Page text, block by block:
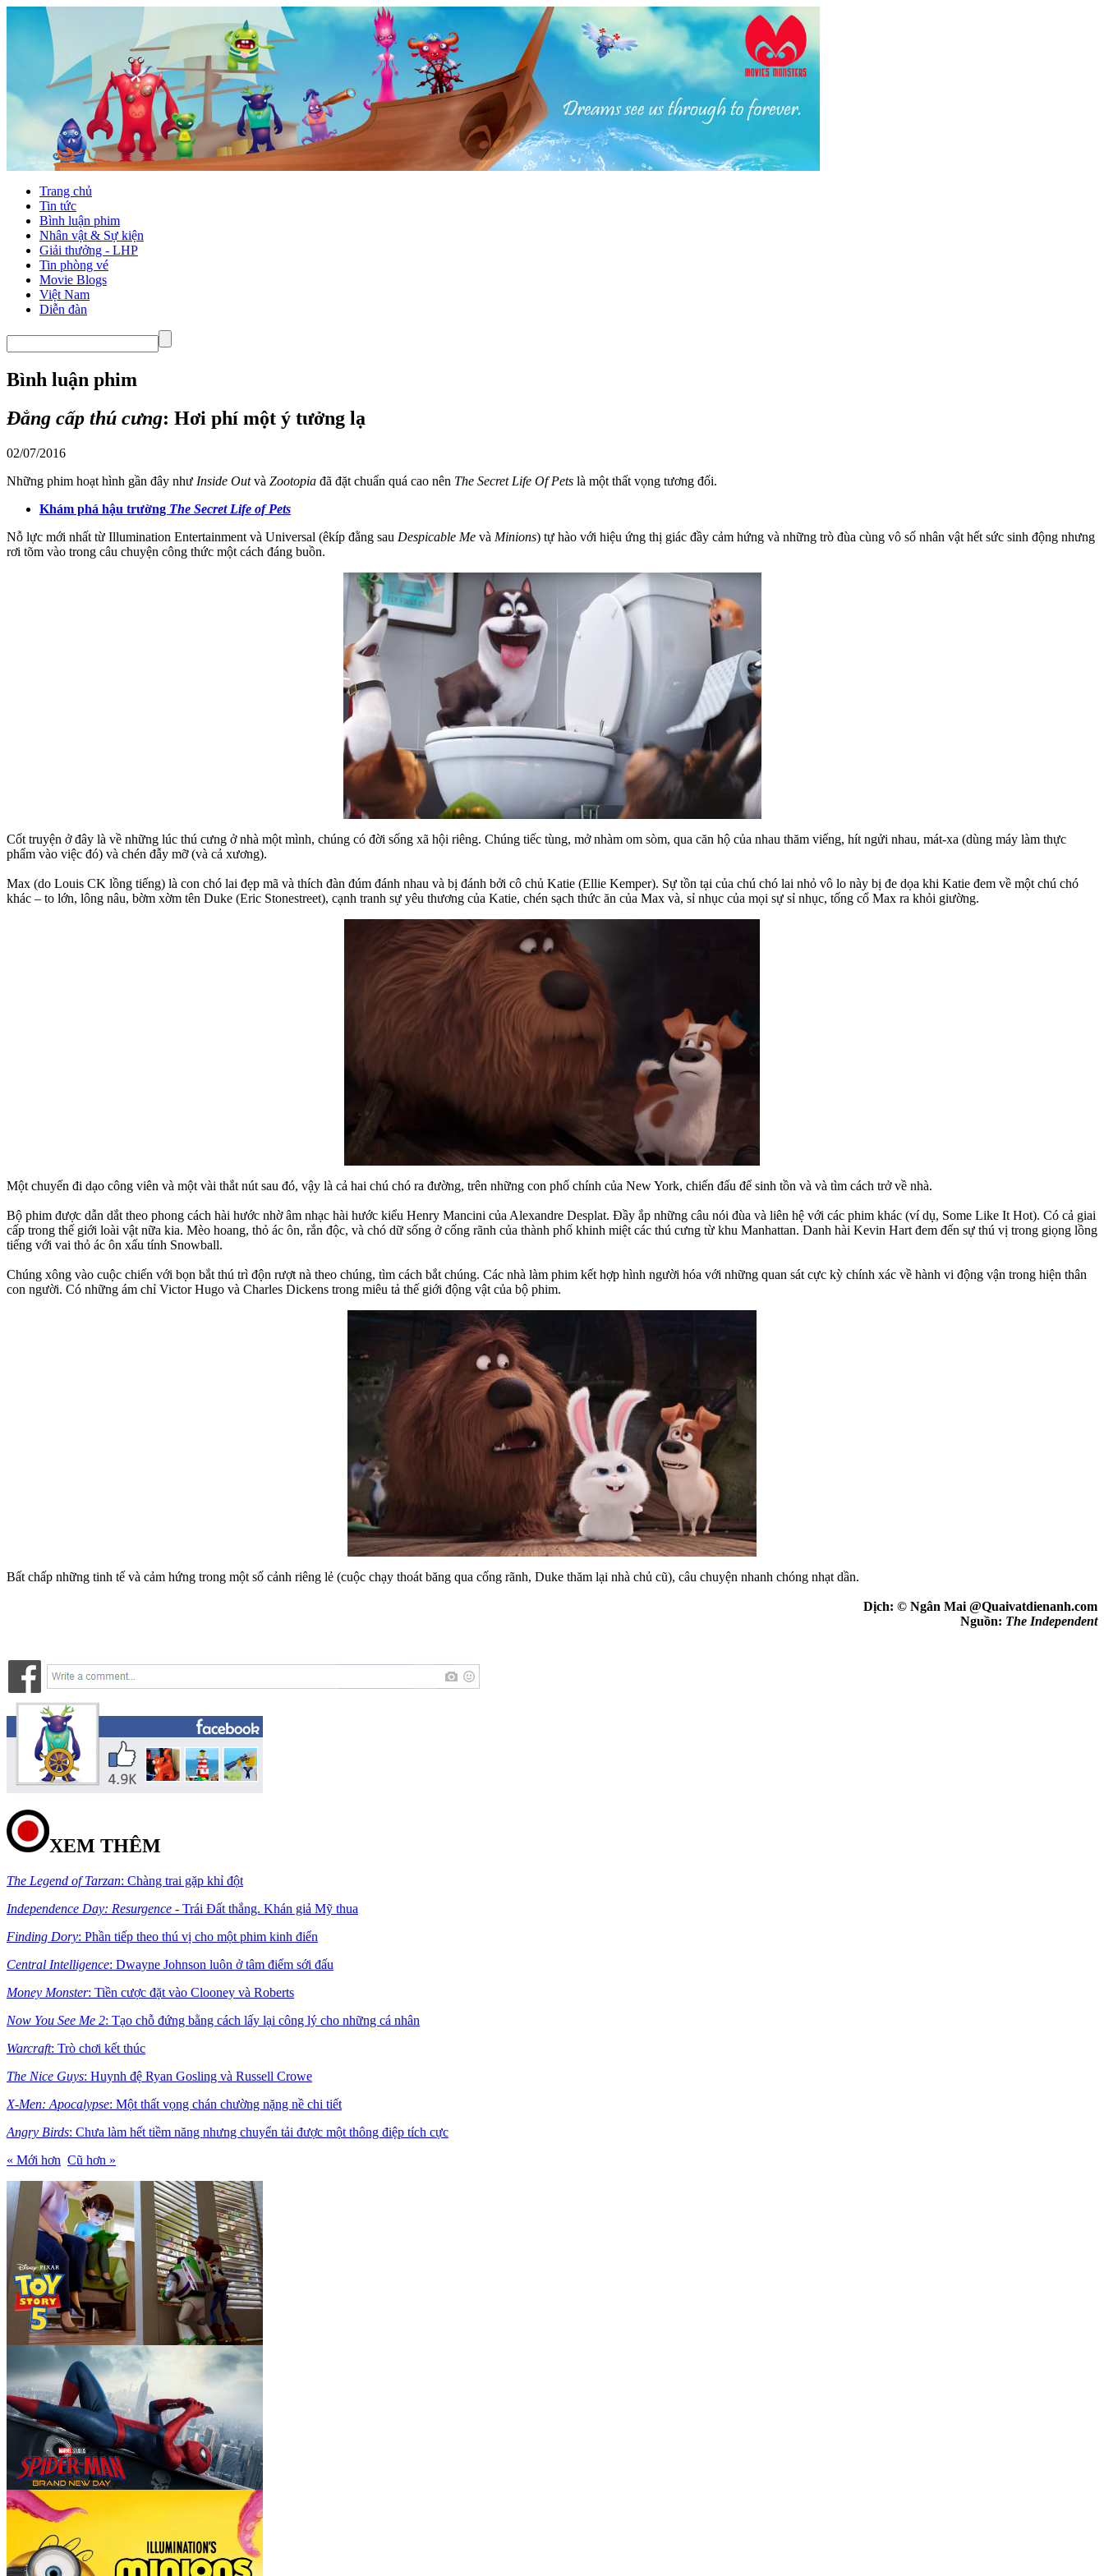
Trang chủ
Tin tức
Bình luận phim
Nhân vật & Sự kiện
Giải thưởng - LHP
Tin phòng vé
Movie Blogs
Việt Nam
Diễn đàn
Bình luận phim
Đẳng cấp thú cưng: Hơi phí một ý tưởng lạ
02/07/2016
Những phim hoạt hình gần đây như Inside Outvà Zootopia đã đặt chuẩn quá cao nên The Secret Life Of Pets là một thất vọng tương đối.
Khám phá hậu trường The Secret Life of Pets
Nỗ lực mới nhất từ Illumination Entertainment và Universal (êkíp đằng sau Despicable Me và Minions) tự hào với hiệu ứng thị giác đầy cảm hứng và những trò đùa cùng vô số nhân vật hết sức sinh động nhưng
rơi tõm vào trong câu chuyện công thức một cách đáng buồn.
Cốt truyện ở đây là về những lúc thú cưng ở nhà một mình, chúng có đời sống xã hội riêng. Chúng tiếc tùng, mở nhàm om sòm, qua căn hộ của nhau thăm viếng, hít ngửi nhau, mát-xa (dùng máy làm thực
phẩm vào việc đó) và chén đẫy mỡ (và cả xương).
Max (do Louis CK lồng tiếng) là con chó lai đẹp mã và thích đàn đúm đánh nhau và bị đánh bởi cô chủ Katie (Ellie Kemper). Sự tồn tại của chú chó lai nhỏ vô lo này bị đe dọa khi Katie đem về một chú chó
khác – to lớn, lông nâu, bờm xờm tên Duke (Eric Stonestreet), cạnh tranh sự yêu thương của Katie, chén sạch thức ăn của Max và, sỉ nhục của mọi sự sỉ nhục, tống cổ Max ra khỏi giường.
Một chuyến đi dạo công viên và một vài thắt nút sau đó, vậy là cả hai chú chó ra đường, trên những con phố chính của New York, chiến đấu để sinh tồn và và tìm cách trở về nhà.
Bộ phim được dẫn dắt theo phong cách hài hước nhờ âm nhạc hài hước kiểu Henry Mancini của Alexandre Desplat. Đầy ắp những câu nói đùa và liên hệ với các phim khác (ví dụ, Some Like It Hot). Có cả giai
cấp trong thế giới loài vật nữa kia. Mèo hoang, thỏ ác ôn, rắn độc, và chó dữ sống ở cống rãnh của thành phố khinh miệt các thú cưng từ khu Manhattan. Danh hài Kevin Hart đem đến sự thú vị trong giọng lồng
tiếng với vai thỏ ác ôn xấu tính Snowball.
Chúng xông vào cuộc chiến với bọn bắt thú trì độn rượt nà theo chúng, tìm cách bắt chúng. Các nhà làm phim kết hợp hình người hóa với những quan sát cực kỳ chính xác về hành vi động vận trong hiện thân
con người. Có những ám chỉ Victor Hugo và Charles Dickens trong miêu tả thế giới động vật của bộ phim.
Bất chấp những tinh tế và cảm hứng trong một số cảnh riêng lẻ (cuộc chạy thoát băng qua cống rãnh, Duke thăm lại nhà chủ cũ), câu chuyện nhanh chóng nhạt dần.
Dịch: © Ngân Mai @Quaivatdienanh.com
Nguồn: The Independent
XEM THÊM
The Legend of Tarzan: Chàng trai gặp khỉ đột
Independence Day: Resurgence - Trái Đất thắng. Khán giả Mỹ thua
Finding Dory: Phần tiếp theo thú vị cho một phim kinh điển
Central Intelligence: Dwayne Johnson luôn ở tâm điểm sới đấu
Money Monster: Tiền cược đặt vào Clooney và Roberts
Now You See Me 2: Tạo chỗ đứng bằng cách lấy lại công lý cho những cá nhân
Warcraft: Trò chơi kết thúc
The Nice Guys: Huynh đệ Ryan Gosling và Russell Crowe
X-Men: Apocalypse: Một thất vọng chán chường nặng nề chi tiết
Angry Birds: Chưa làm hết tiềm năng nhưng chuyển tải được một thông điệp tích cực
« Mới hơn Cũ hơn »